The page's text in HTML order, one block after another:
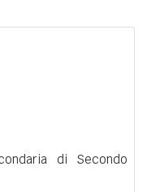
di Secondo